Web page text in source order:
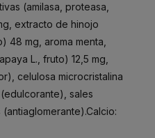
(amilasa, proteasa,
extracto de hinojo
48 mg, aroma menta,
L., fruto) 12,5 mg,
celulosa microcristalina
sales